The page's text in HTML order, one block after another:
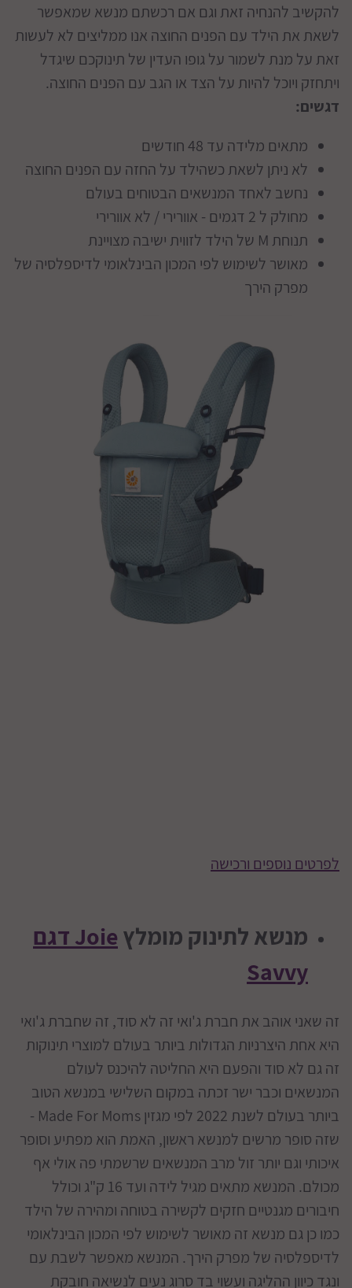
להקשיב להנחיה זאת וגם אם רכשתם מנשא שמאפשר
לשאת את הילד עם הפנים החוצה אנו ממליצים לא לעשות
זאת על מנת לשמור על גופו העדין של תינוקכם שיגדל
ויתחזק ויוכל להיות על הצד או הגב עם הפנים החוצה.
דגשים:
מתאים מלידה עד 48 חודשים
לא ניתן לשאת כשהילד על החזה עם הפנים החוצה
נחשב לאחד המנשאים הבטוחים בעולם
מחולק ל 2 דגמים - אוורירי / לא אוורירי
תנוחת M של הילד לזווית ישיבה מצויינת
מאושר לשימוש לפי המכון הבינלאומי לדיספלסיה של
מפרק הירך
לפרטים נוספים ורכישה
מנשא לתינוק מומלץ
Joie דגם
Savvy
זה שאני אוהב את חברת ג'ואי זה לא סוד, זה שחברת ג'ואי
היא אחת היצרניות הגדולות ביותר בעולם למוצרי תינוקות
זה גם לא סוד והפעם היא החליטה להיכנס לעולם
המנשאים וכבר ישר זכתה במקום השלישי במנשא הטוב
ביותר בעולם לשנת 2022 לפי מגזין Made For Moms -
שזה סופר מרשים למנשא ראשון, האמת הוא מפתיע וסופר
איכותי וגם יותר זול מרב המנשאים שרשמתי פה אולי אף
מכולם. המנשא מתאים מגיל לידה ועד 16 ק"ג וכולל
חיבורים מגנטיים חזקים לקשירה בטוחה ומהירה של הילד
כמו כן גם מנשא זה מאושר לשימוש לפי המכון הבינלאומי
לדיספלסיה של מפרק הירך. המנשא מאפשר לשבת עם
ונגד כיוון ההליגה ועשוי בד סרוג נעים לנשיאה חובקת